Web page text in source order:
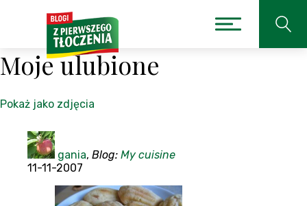
Moje ulubione
Pokaż jako zdjęcia
gania, Blog: My cuisine
11-11-2007